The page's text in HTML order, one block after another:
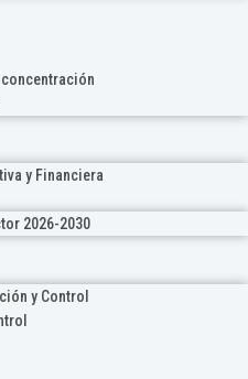
y Financiera
2026-2030
y Control